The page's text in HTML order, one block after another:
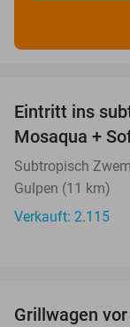
Eintritt ins
Mosaqua +
Subtropisch
Gulpen (11 km)
Verkauft: 2.115
Grillwagen